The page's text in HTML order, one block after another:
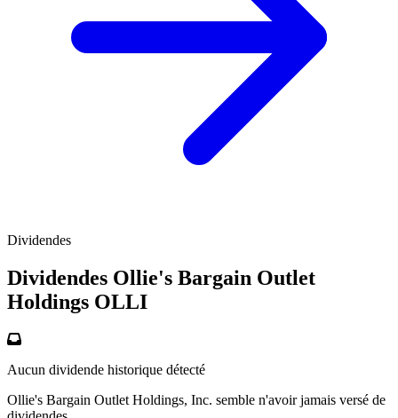
Dividendes
Dividendes Ollie's Bargain Outlet
Holdings OLLI
Aucun dividende historique détecté
Ollie's Bargain Outlet Holdings, Inc. semble n'avoir jamais versé de